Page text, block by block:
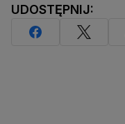
UDOSTĘPNIJ: